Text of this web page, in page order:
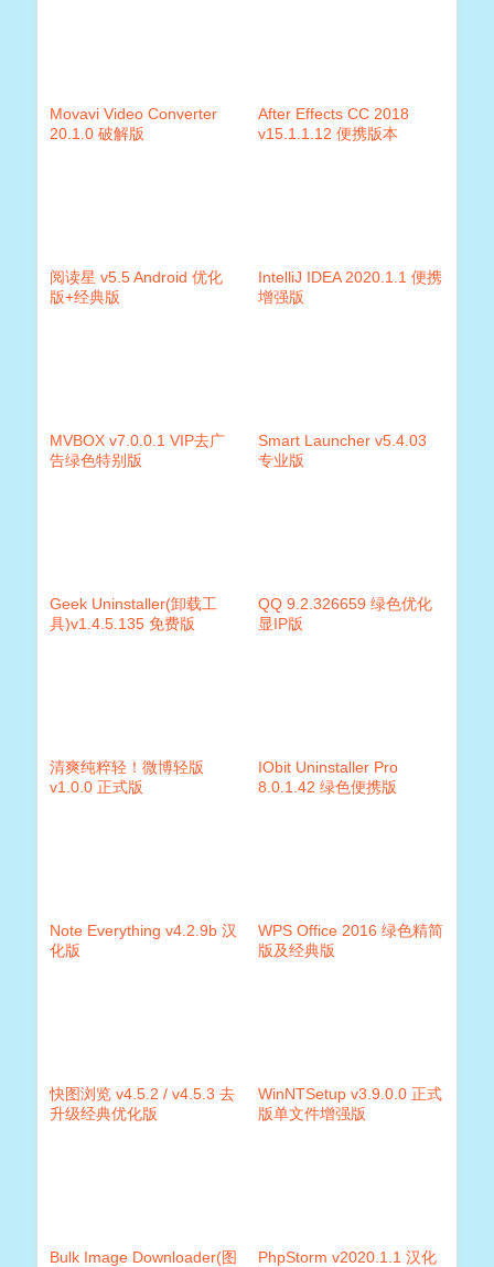
Movavi Video Converter
20.1.0 破解版
After Effects CC 2018
v15.1.1.12 便携版本
阅读星 v5.5 Android 优化
版+经典版
IntelliJ IDEA 2020.1.1 便携
增强版
MVBOX v7.0.0.1 VIP去广
告绿色特别版
Smart Launcher v5.4.03
专业版
Geek Uninstaller(卸载工
具)v1.4.5.135 免费版
QQ 9.2.326659 绿色优化
显IP版
清爽纯粹轻！微博轻版
v1.0.0 正式版
IObit Uninstaller Pro
8.0.1.42 绿色便携版
Note Everything v4.2.9b 汉
化版
WPS Office 2016 绿色精简
版及经典版
快图浏览 v4.5.2 / v4.5.3 去
升级经典优化版
WinNTSetup v3.9.0.0 正式
版单文件增强版
Bulk Image Downloader(图
PhpStorm v2020.1.1 汉化